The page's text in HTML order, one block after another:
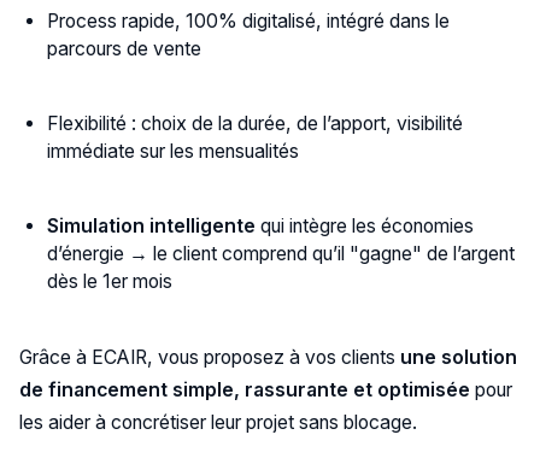
Process rapide, 100% digitalisé, intégré dans le
parcours de vente
Flexibilité : choix de la durée, de l’apport, visibilité
immédiate sur les mensualités
Simulation intelligente qui intègre les économies
d’énergie → le client comprend qu’il "gagne" de l’argent
dès le 1er mois
Grâce à ECAIR, vous proposez à vos clients une solution
de financement simple, rassurante et optimisée pour
les aider à concrétiser leur projet sans blocage.